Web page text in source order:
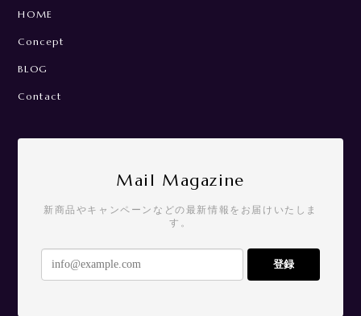
HOME
Concept
BLOG
Contact
Mail Magazine
新商品やキャンペーンなどの最新情報をお届けいたしま
す。
登録